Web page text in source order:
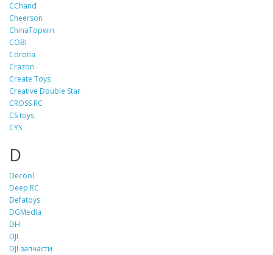
CChand
Cheerson
ChinaTopwin
COBI
Corona
Crazon
Create Toys
Creative Double Star
CROSS RC
CS toys
CYS
D
Decool
Deep RC
Defatoys
DGMedia
DH
DJI
DJI запчасти